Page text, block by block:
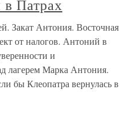
Патрах
Закат Антония. Восточная
от налогов. Антоний в
и
лагерем Марка Антония.
бы Клеопатра вернулась в